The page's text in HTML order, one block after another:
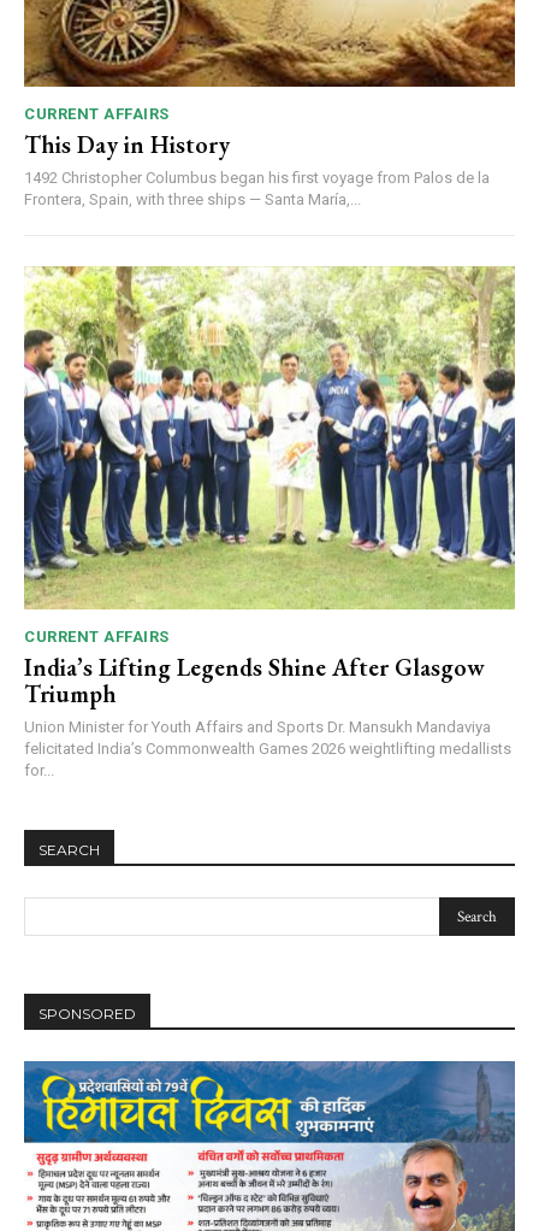
CURRENT AFFAIRS
This Day in History
1492 Christopher Columbus began his first voyage from Palos de la
Frontera, Spain, with three ships — Santa María,...
CURRENT AFFAIRS
India’s Lifting Legends Shine After Glasgow
Triumph
Union Minister for Youth Affairs and Sports Dr. Mansukh Mandaviya
felicitated India’s Commonwealth Games 2026 weightlifting medallists
for...
SEARCH
SPONSORED